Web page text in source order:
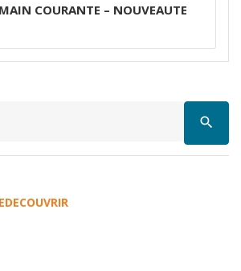
COURANTE – NOUVEAUTE
search